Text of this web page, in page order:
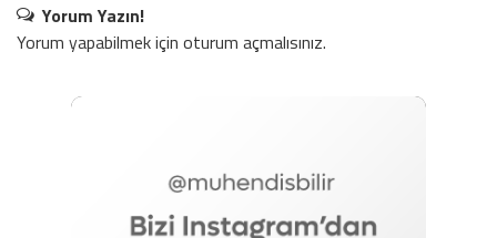
Yorum Yazın!
Yorum yapabilmek için oturum açmalısınız.